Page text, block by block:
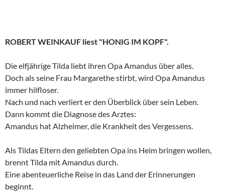
ROBERT WEINKAUF liest "HONIG IM KOPF".
Die elfjährige Tilda liebt ihren Opa Amandus über alles.
Doch als seine Frau Margarethe stirbt, wird Opa Amandus
immer hilfloser.
Nach und nach verliert er den Überblick über sein Leben.
Dann kommt die Diagnose des Arztes:
Amandus hat Alzheimer, die Krankheit des Vergessens.
Als Tildas Eltern den geliebten Opa ins Heim bringen wollen,
brennt Tilda mit Amandus durch.
Eine abenteuerliche Reise in das Land der Erinnerungen
beginnt.